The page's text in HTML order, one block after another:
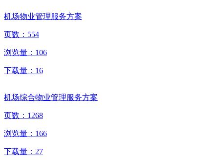
机场物业管理服务方案
页数： 554
浏览量： 106
下载量： 16
机场综合物业管理服务方案
页数： 1268
浏览量： 166
下载量： 27